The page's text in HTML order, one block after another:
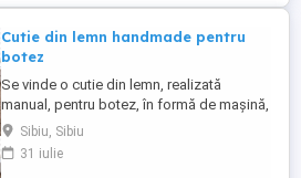
Cutie din lemn handmade pentru
botez
Se vinde o cutie din lemn, realizată
manual, pentru botez, în formă de mașină,
decorată cu tema Baby Boss. Fabricată
manual din lemn Vopsită în alb, în stil
vintage, cu un finisaj deosebit Decorată cu
Sibiu, Sibiu
31 iulie